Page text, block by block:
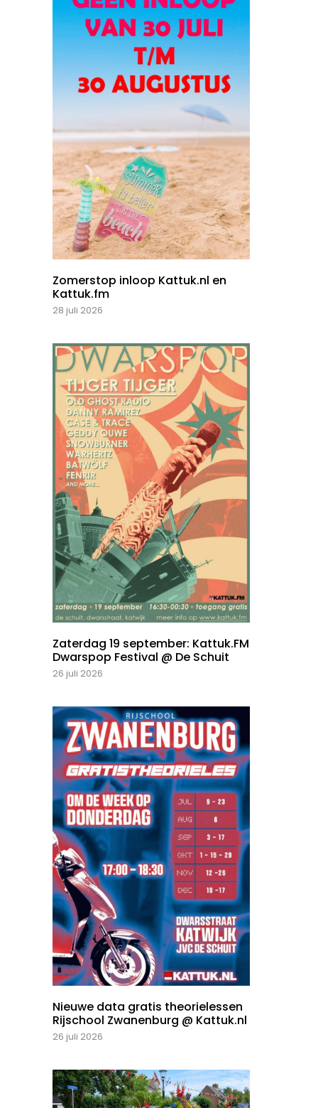
Zomerstop inloop Kattuk.nl en
Kattuk.fm
28 juli 2026
Zaterdag 19 september: Kattuk.FM
Dwarspop Festival @ De Schuit
26 juli 2026
Nieuwe data gratis theorielessen
Rijschool Zwanenburg @ Kattuk.nl
26 juli 2026